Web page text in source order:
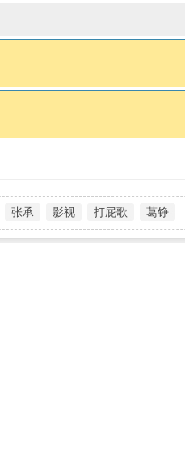
张承 影视 打屁歌 葛铮